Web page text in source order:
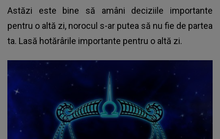
Astăzi este bine să amâni deciziile importante
pentru o altă zi, norocul s-ar putea să nu fie de partea
ta. Lasă hotărârile importante pentru o altă zi.